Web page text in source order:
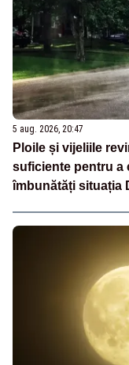
5 aug. 2026, 20:47
Ploile și vijeliile
suficiente pentru a
îmbunătăți situația